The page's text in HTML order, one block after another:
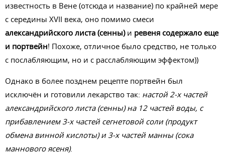
известность в Вене (отсюда и название) по крайней мере
с середины XVII века, оно помимо смеси
александрийского листа (сенны) и ревеня содержало еще
и портвейн! Похоже, отличное было средство, не только
с послабляющим, но и с расслабляющим эффектом))
Однако в более позднем рецепте портвейн был
исключён и готовили лекарство так: настой 2-х частей
александрийского листа (сенны) на 12 частей воды, с
прибавлением 3-х частей сегнетовой соли (продукт
обмена винной кислоты) и 3-х частей манны (сока
маннового ясеня).